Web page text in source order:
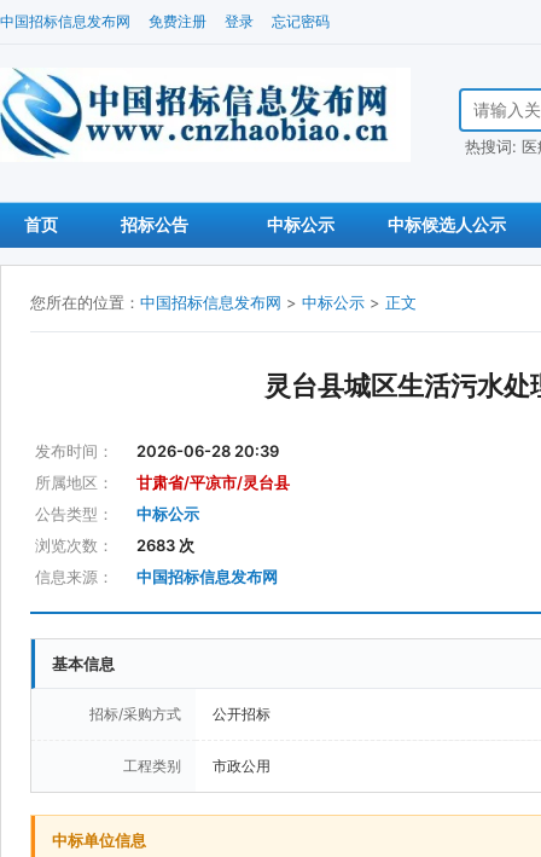
中国招标信息发布网 免费注册 登录 忘记密码
搜索招标信
热搜词:
首页 招标公告 中标公示 中标候选人公示
您所在的位置： 中国招标信息发布网 > 中标公示 > 正文
灵台县城区生活污水
发布时间：
2026-06-28 20:39
所属地区：
甘肃省/平凉市/灵台县
公告类型：
中标公示
浏览次数：
2683 次
信息来源：
中国招标信息发布网
基本信息
招标/采购方式 公开招标
工程类别 市政公用
中标单位信息